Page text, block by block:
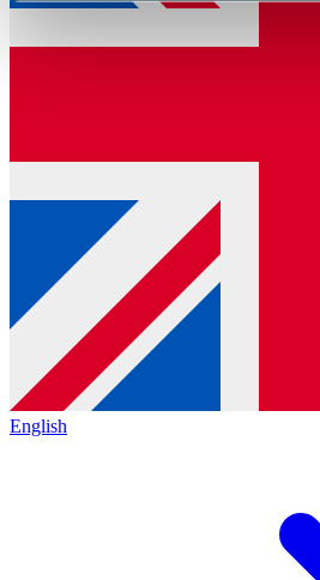
English